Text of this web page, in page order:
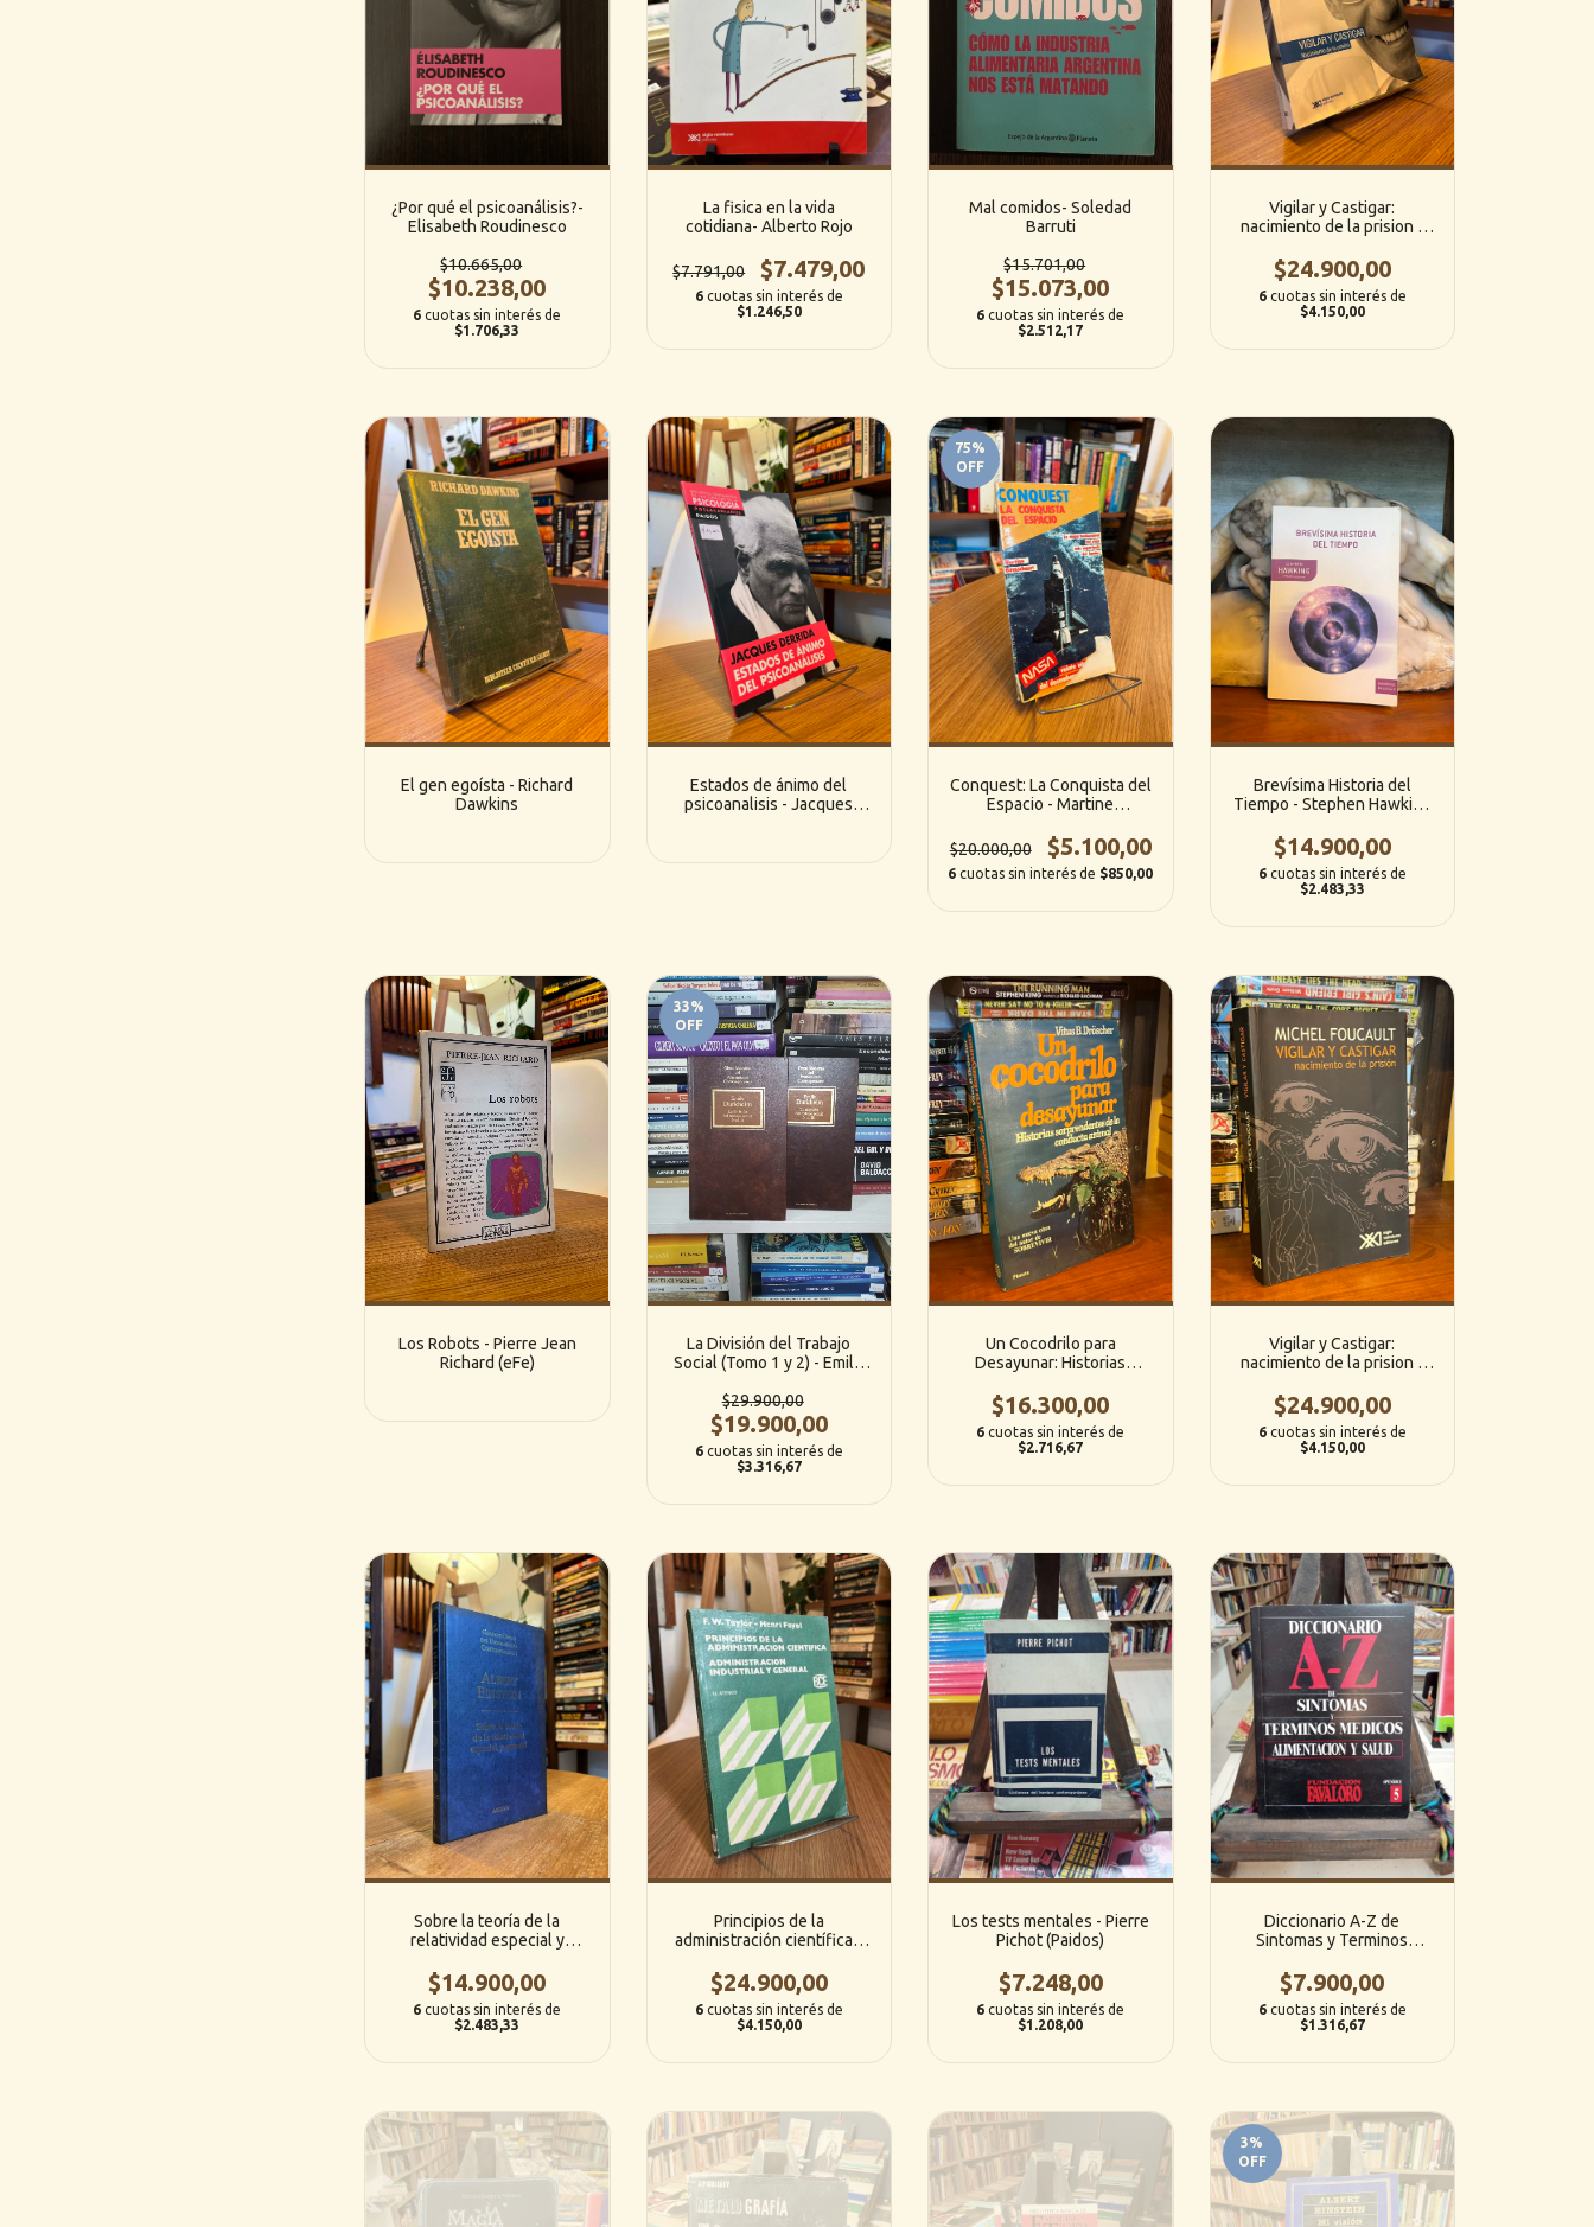
¿Por qué el psicoanálisis?-
Elisabeth Roudinesco
$10.665,00
$10.238,00
6 cuotas sin interés de
$1.706,33
La fisica en la vida
cotidiana- Alberto Rojo
$7.791,00 $7.479,00
6 cuotas sin interés de
$1.246,50
Mal comidos- Soledad
Barruti
$15.701,00
$15.073,00
6 cuotas sin interés de
$2.512,17
Vigilar y Castigar:
nacimiento de la prision -
Veintiuno)
$24.900,00
6 cuotas sin interés de
$4.150,00
El gen egoísta - Richard
Dawkins
Estados de ánimo del
psicoanalisis - Jacques
75%
OFF
Conquest: La Conquista del
Espacio - Martine
$20.000,00
$5.100,00
6 cuotas sin interés de $850,00
Brevísima Historia del
Tiempo - Stephen Hawking
$14.900,00
6 cuotas sin interés de
$2.483,33
Los Robots - Pierre Jean
Richard (eFe)
33%
OFF
La División del Trabajo
Social (Tomo 1 y 2) - Emile
Agostini)
$29.900,00
$19.900,00
6 cuotas sin interés de
$3.316,67
Un Cocodrilo para
Desayunar: Historias
conducta animal - Vitus B.
Dröscher (Planeta)
$16.300,00
6 cuotas sin interés de
$2.716,67
Vigilar y Castigar:
nacimiento de la prision -
Veintiuno)
$24.900,00
6 cuotas sin interés de
$4.150,00
Sobre la teoría de la
relatividad especial y
(Altaya Editorial)
$14.900,00
6 cuotas sin interés de
$2.483,33
Principios de la
administración científica /
general - F. W. Taylor - Henri
Fayol ( El Ateneo)
$24.900,00
6 cuotas sin interés de
$4.150,00
Los tests mentales - Pierre
Pichot (Paidos)
$7.248,00
6 cuotas sin interés de
$1.208,00
Diccionario A-Z de
Sintomas y Terminos
Salud (Fundacion Favaloro)
$7.900,00
6 cuotas sin interés de
$1.316,67
3%
OFF